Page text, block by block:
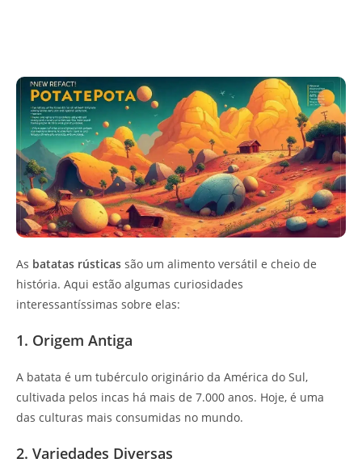
As batatas rústicas são um alimento versátil e cheio de
história. Aqui estão algumas curiosidades
interessantíssimas sobre elas:
1. Origem Antiga
A batata é um tubérculo originário da América do Sul,
cultivada pelos incas há mais de 7.000 anos. Hoje, é uma
das culturas mais consumidas no mundo.
2. Variedades Diversas